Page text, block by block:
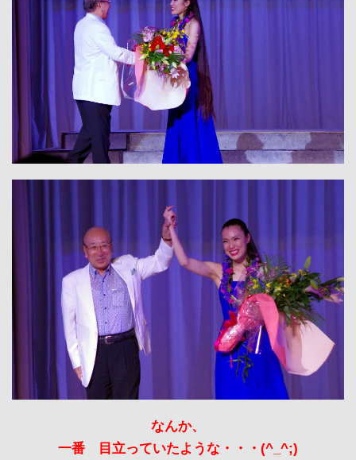
なんか、
一番 目立っていたような・・・(^_^;)